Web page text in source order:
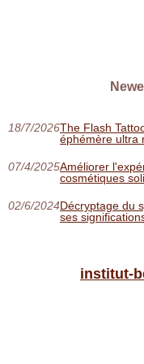
18/7/2026The Flash
éphémère ultra
07/4/2025Améliorer
cosmétiques
02/6/2024Décryptage du
ses
institut-